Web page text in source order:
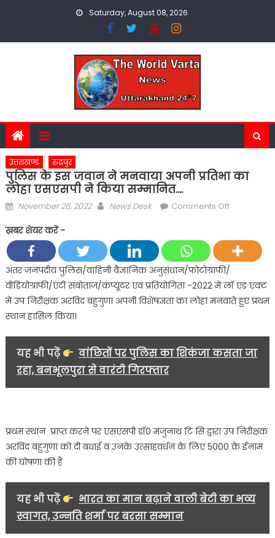
Saturday, August 08, 2026
उत्तराखण्ड रुद्रपुर
पुलिस के इस जवान ने मनवाया अपनी प्रतिभा का
लोहा एसएसपी ने किया सम्मानित….
Posted
November 26, 2022 Author
News Desk Comments Offon
इस
जवान
मनवाया
अपनी
लोहा
एसएसपी
किया
ख़बर शेयर करें -
अंतर जनपदीय पुलिस/वाहिनी वैज्ञानिक अनुसंधान/फोटोग्राफी/
वीडियोग्राफी/एंटी सबोताज/कंप्यूटर एवं प्रतियोगिता -2022 में लॉ एंड एक्ट
में उप निरीक्षक अरविंद बहुगुणा अपनी विशेषज्ञता का लोहा मनवाते हुए प्रथम
स्थान हासिल किया।
यह भी पढ़ें
वांछितों पर पुलिस का शिकंजा कसता जा
रहा, बनभूलपुरा से वारंटी गिरफ्तार
प्रथम स्थान प्राप्त करने पर एसएसपी डॉ0 मंजुनाथ टि सि द्वारा उप निरीक्षक
अरविंद बहुगुणा को दी बधाई व उनके उत्साहवर्धन के लिए 5000 के ईनाम
की घोषणा की हैं
यह भी पढ़ें
भारत का मान बढ़ाने वाली बेटी का भव्य
स्वागत, उन्नति शर्मा पर बरसा सम्मान